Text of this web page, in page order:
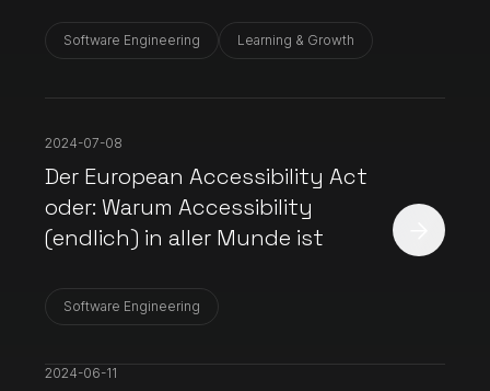
Software Engineering Learning & Growth
2024-07-08
Der European Accessibility Act
oder: Warum Accessibility
(endlich) in aller Munde ist
Software Engineering
2024-06-11